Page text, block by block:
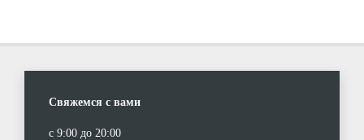
Свяжемся с вами
с 9:00 до 20:00